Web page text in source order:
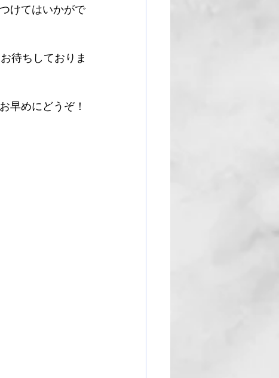
けてはいかがで
待ちしておりま
早めにどうぞ！